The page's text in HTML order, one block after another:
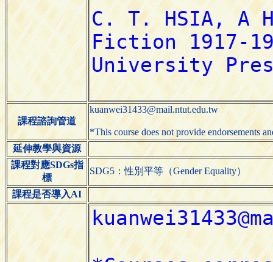
課程諮詢管道
kuanwei31433@mail.ntut.edu.tw
*This course does not provide endorsements
延伸教學與資源
課程對應SDGs指
標
SDG5：性別平等（Gender Equality）
課程是否導入AI